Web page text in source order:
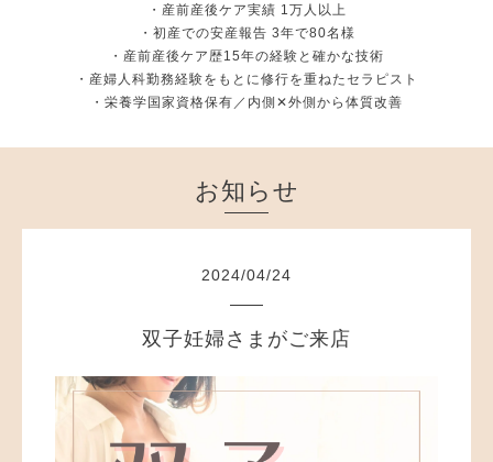
・産前産後ケア実績 1万人以上
・初産での安産報告 3年で80名様
・産前産後ケア歴15年の経験と確かな技術
・産婦人科勤務経験をもとに修行を重ねたセラピスト
・栄養学国家資格保有／内側✕外側から体質改善
お知らせ
2024/04/24
双子妊婦さまがご来店